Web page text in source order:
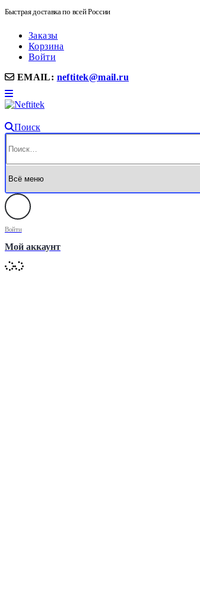
Быстрая доставка по всей России
Заказы
Корзина
Войти
EMAIL: neftitek@mail.ru
Поиск
Войти
Мой аккаунт